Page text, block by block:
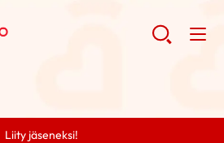
Liity jäseneksi!